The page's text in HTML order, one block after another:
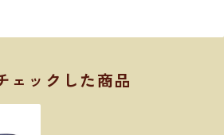
ェックした商品